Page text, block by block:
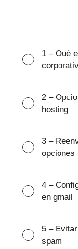
1 – Qué
2 –
hosting
3 –
opciones
4 –
en gmail
5 –
spam